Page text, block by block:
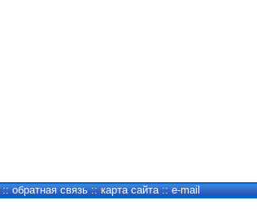
::обратная связь :: карта сайта::e-mail